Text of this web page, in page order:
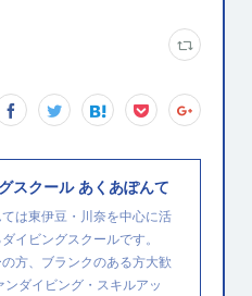
スクール あくあぽんて
は東伊豆・川奈を中心に活
イビングスクールです。
の方、ブランクのある方大歓
ンダイビング・スキルアッ